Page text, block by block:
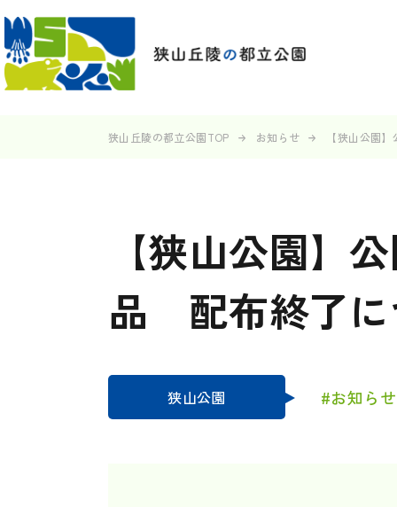
狭山丘陵の都立公園TOP お知らせ 【狭山公園
【狭山公園】
品 配布終了に
狭山公園 #お知らせ